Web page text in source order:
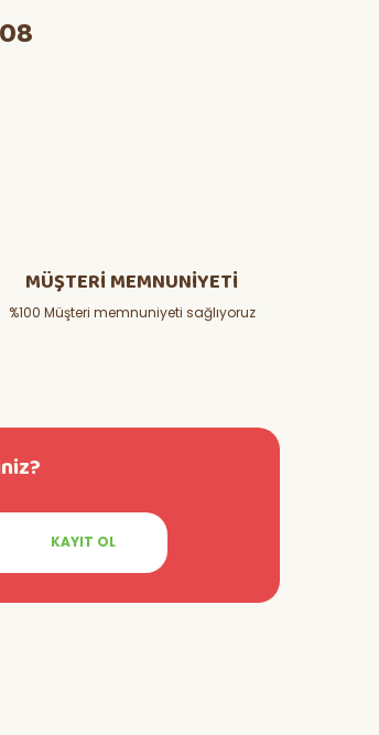
MÜŞTERİ MEMNUNİYETİ
%100 Müşteri memnuniyeti sağlıyoruz
KAYIT OL